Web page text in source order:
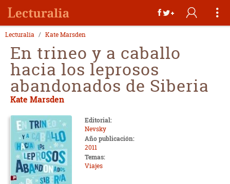
Lecturalia Kate Marsden
En trineo y a caballo
hacia los leprosos
abandonados de Siberia
Kate Marsden
Editorial:
Nevsky
Año publicación:
2011
Temas:
Viajes